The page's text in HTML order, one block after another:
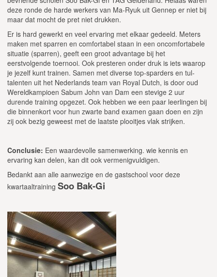
deze ronde de harde werkers van Ma-Ryuk uit Gennep er niet bij
maar dat mocht de pret niet drukken.
Er is hard gewerkt en veel ervaring met elkaar gedeeld. Meters
maken met sparren en comfortabel staan in een oncomfortabele
situatie (sparren), geeft een groot advantage bij het
eerstvolgende toernooi. Ook presteren onder druk is iets waarop
je jezelf kunt trainen. Samen met diverse top-sparders en tul-
talenten uit het Nederlands team van Royal Dutch, is door oud
Wereldkampioen Sabum John van Dam een stevige 2 uur
durende training opgezet. Ook hebben we een paar leerlingen bij
die binnenkort voor hun zwarte band examen gaan doen en zijn
zij ook bezig geweest met de laatste plooitjes vlak strijken.
Conclusie: Een waardevolle samenwerking. wie kennis en
ervaring kan delen, kan dit ook vermenigvuldigen.
Bedankt aan alle aanwezige en de gastschool voor deze
kwartaaltraining Soo Bak-Gi